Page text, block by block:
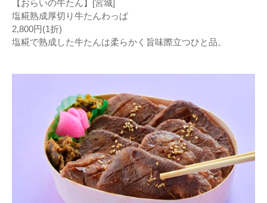
【おらいの牛たん】[宮城]
塩糀熟成厚切り牛たんわっぱ
2,800円(1折)
塩糀で熟成した牛たんは柔らかく旨味際立つひと品。